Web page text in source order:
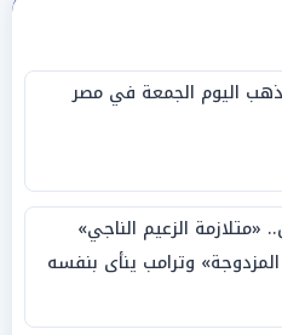
اليوم الجمعة في مصر
«متلازمة الزعيم الناجي»
وترامب ينأى بنفسه
استراتيجي»